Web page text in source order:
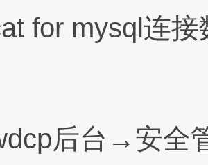
for mysql连
后台→安全